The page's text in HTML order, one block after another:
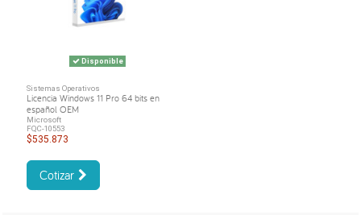
Disponible
Sistemas Operativos
Licencia Windows 11 Pro 64 bits en
español OEM
Microsoft
FQC-10553
$535.873
Cotizar